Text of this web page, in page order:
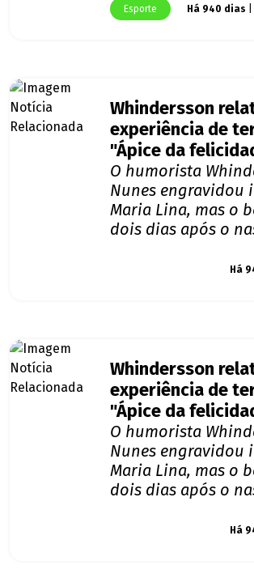
Esporte Há 940 dias
Whindersson
experiência de
"Ápice da
O humorista
Nunes engravidou
Maria Lina, mas o
dois dias após o
Há
Whindersson
experiência de
"Ápice da
O humorista
Nunes engravidou
Maria Lina, mas o
dois dias após o
Há